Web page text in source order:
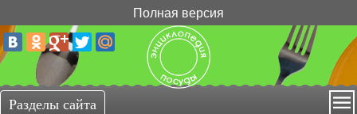
Полная версия